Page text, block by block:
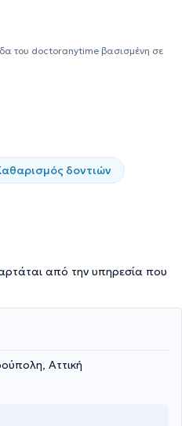
τα Εμφυτεύματα, τη
έλεγχο, μπορεί να έχει ένα
βάσει των αναγκών και των
μελλοντικών
βοηθά στην έγκαιρη διάγνωση
συνεργατών είναι ο
με σπουδές στην Οδοντιατρική
Θεσσαλονίκης. Διαθέτει
και συμμετοχή σε πληθώρα
σεμιναρίων.
του doctoranytime βασισμένη σε
δοντιών
από την υπηρεσία που
Αττική